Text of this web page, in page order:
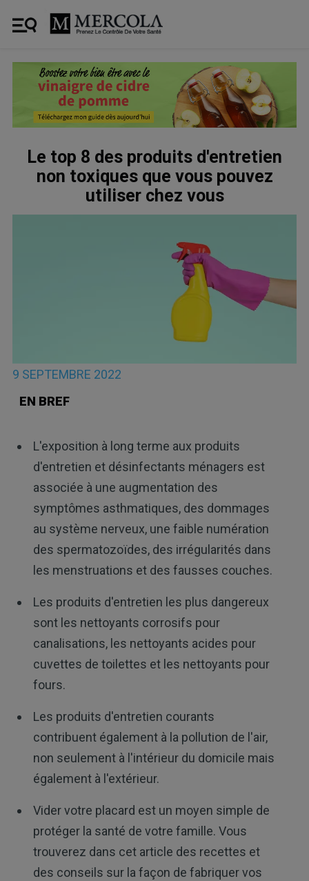
Le top 8 des produits d'entretien
non toxiques que vous pouvez
utiliser chez vous
9 SEPTEMBRE 2022
EN BREF
L'exposition à long terme aux produits
d'entretien et désinfectants ménagers est
associée à une augmentation des
symptômes asthmatiques, des dommages
au système nerveux, une faible numération
des spermatozoïdes, des irrégularités dans
les menstruations et des fausses couches.
Les produits d'entretien les plus dangereux
sont les nettoyants corrosifs pour
canalisations, les nettoyants acides pour
cuvettes de toilettes et les nettoyants pour
fours.
Les produits d'entretien courants
contribuent également à la pollution de l'air,
non seulement à l'intérieur du domicile mais
également à l'extérieur.
Vider votre placard est un moyen simple de
protéger la santé de votre famille. Vous
trouverez dans cet article des recettes et
des conseils sur la façon de fabriquer vos